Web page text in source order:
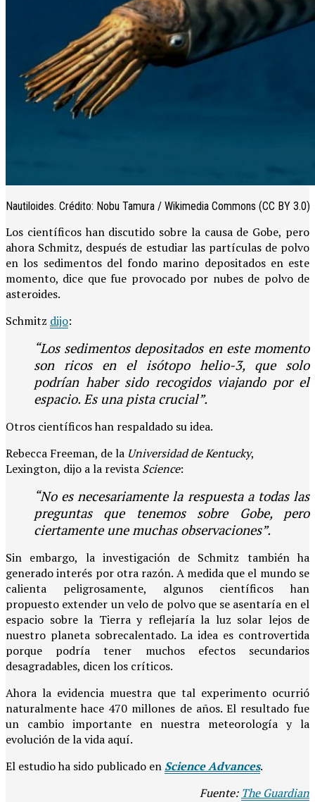
Nautiloides. Crédito: Nobu Tamura / Wikimedia Commons (CC BY 3.0)
Los científicos han discutido sobre la causa de Gobe, pero
ahora Schmitz, después de estudiar las partículas de polvo
en los sedimentos del fondo marino depositados en este
momento, dice que fue provocado por nubes de polvo de
asteroides.
Schmitz dijo:
“Los sedimentos depositados en este momento
son ricos en el isótopo helio-3, que solo
podrían haber sido recogidos viajando por el
espacio. Es una pista crucial”.
Otros científicos han respaldado su idea.
Rebecca Freeman, de la Universidad de Kentucky,
Lexington, dijo a la revista Science:
“No es necesariamente la respuesta a todas las
preguntas que tenemos sobre Gobe, pero
ciertamente une muchas observaciones”.
Sin embargo, la investigación de Schmitz también ha
generado interés por otra razón. A medida que el mundo se
calienta peligrosamente, algunos científicos han
propuesto extender un velo de polvo que se asentaría en el
espacio sobre la Tierra y reflejaría la luz solar lejos de
nuestro planeta sobrecalentado. La idea es controvertida
porque podría tener muchos efectos secundarios
desagradables, dicen los críticos.
Ahora la evidencia muestra que tal experimento ocurrió
naturalmente hace 470 millones de años. El resultado fue
un cambio importante en nuestra meteorología y la
evolución de la vida aquí.
El estudio ha sido publicado en Science Advances.
Fuente: The Guardian